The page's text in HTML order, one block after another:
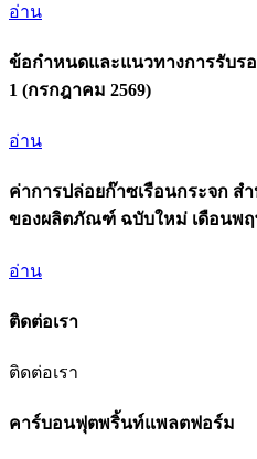
อ่าน
ข้อกำหนดและแนวทางการรับร
1 (กรกฎาคม 2569)
อ่าน
ค่าการปล่อยก๊าซเรือนกระจก
ของผลิตภัณฑ์ ฉบับใหม่ เดือนพฤ
อ่าน
ติดต่อเรา
ติดต่อเรา
คาร์บอนฟุตพริ้นท์แพลตฟอร์ม